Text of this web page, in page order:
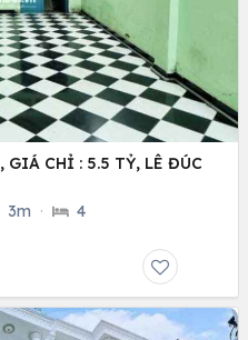
GIÁ CHỈ : 5.5 TỶ, LÊ ĐÚC
3m · 4